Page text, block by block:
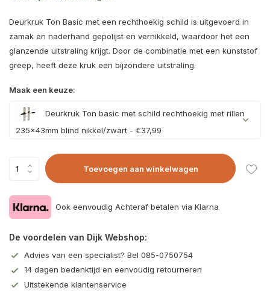
Deurkruk Ton Basic met een rechthoekig schild is uitgevoerd in
zamak en naderhand gepolijst en vernikkeld, waardoor het een
glanzende uitstraling krijgt. Door de combinatie met een kunststof
greep, heeft deze kruk een bijzondere uitstraling.
Maak een keuze:
Deurkruk Ton basic met schild rechthoekig met rillen
235x43mm blind nikkel/zwart - €37,99
Toevoegen aan winkelwagen
Ook eenvoudig Achteraf betalen via Klarna
De voordelen van Dijk Webshop:
Advies van een specialist? Bel 085-0750754
14 dagen bedenktijd en eenvoudig retourneren
Uitstekende klantenservice